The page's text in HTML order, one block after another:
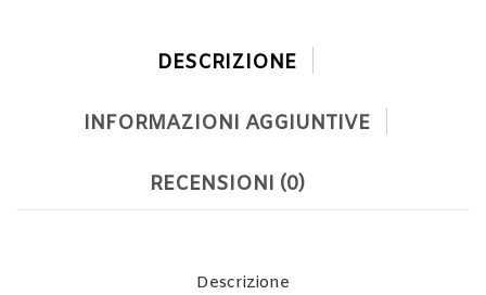
DESCRIZIONE
INFORMAZIONI AGGIUNTIVE
RECENSIONI (0)
Descrizione